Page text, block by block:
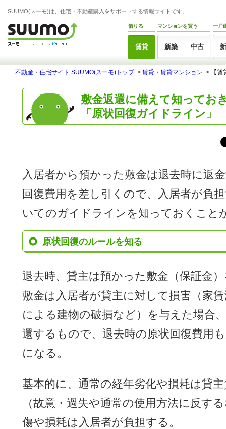
SUUMO(スーモ)は、住宅・不動産購入をサポートする情報サイトです。
借りる
賃貸
マンションを買う
新築 中古
一戸
不動産・住宅サイト SUUMO(スーモ)トップ > 賃貸・賃貸マンション > 【
敷金返還に備えて知ってお
「原状回復ガイドライン」
入居者から預かった敷金は退去時に返
回復費用を差し引くので、入居者が負
いてのガイドラインを知っておくこと
原状回復のルールを知る
退去時、貸主は預かった敷金（保証金
敷金は入居者が貸主に対して損害（家
による建物の破損など）を与えた場合
還するもので、退去時の原状回復費用
になる。
基本的に、通常の経年劣化や損耗は貸
（故意・過失や通常の使用方法に反す
傷や損耗は入居者が負担する。